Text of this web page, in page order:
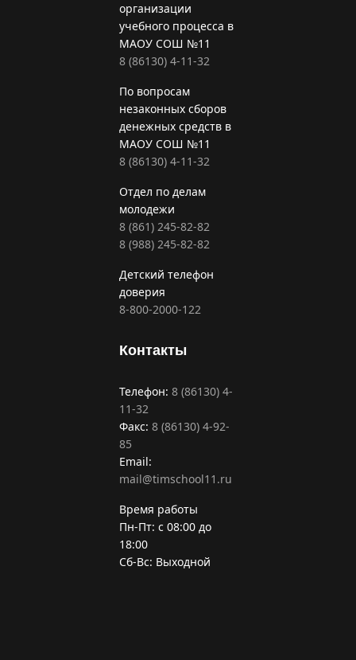
организации
учебного процесса в
МАОУ СОШ №11
8 (86130) 4-11-32
По вопросам
незаконных сборов
денежных средств в
МАОУ СОШ №11
8 (86130) 4-11-32
Отдел по делам
молодежи
8 (861) 245-82-82
8 (988) 245-82-82
Детский телефон
доверия
8-800-2000-122
Контакты
Телефон: 8 (86130) 4-
11-32
Факс: 8 (86130) 4-92-
85
Email:
mail@timschool11.ru
Время работы
Пн-Пт: с 08:00 до
18:00
Сб-Вс: Выходной